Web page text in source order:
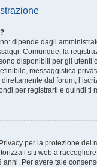
dipende dagli
Comunque, la
disponibili per gli utenti
messaggistica
dal forum,
per registrarti e quindi ti
per la protezione dei
i siti web a
anni. Per avere tale